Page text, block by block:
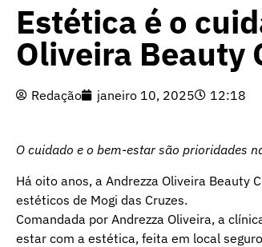
Estética é o
Oliveira Beauty
Redação janeiro 10, 2025 12:18
O cuidado e o bem-estar são prioridades
Há oito anos, a Andrezza Oliveira Beauty
estéticos de Mogi das Cruzes.
Comandada por Andrezza Oliveira, a
estar com a estética, feita em local